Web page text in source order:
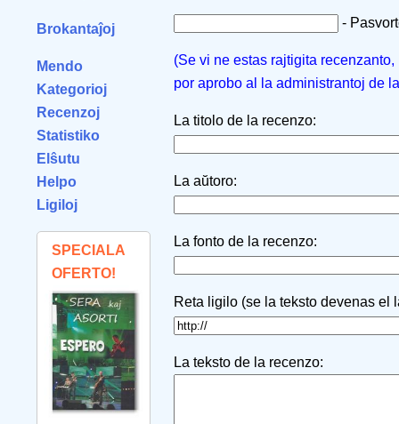
Brokantaĵoj
Mendo
Kategorioj
Recenzoj
Statistiko
Elŝutu
Helpo
Ligiloj
SPECIALA
OFERTO!
-
(Se vi ne estas rajtigita
por aprobo al la administrantoj de
La titolo de la recenzo:
La aŭtoro:
La fonto de la recenzo:
Reta ligilo (se la teksto devenas el
La teksto de la recenzo: